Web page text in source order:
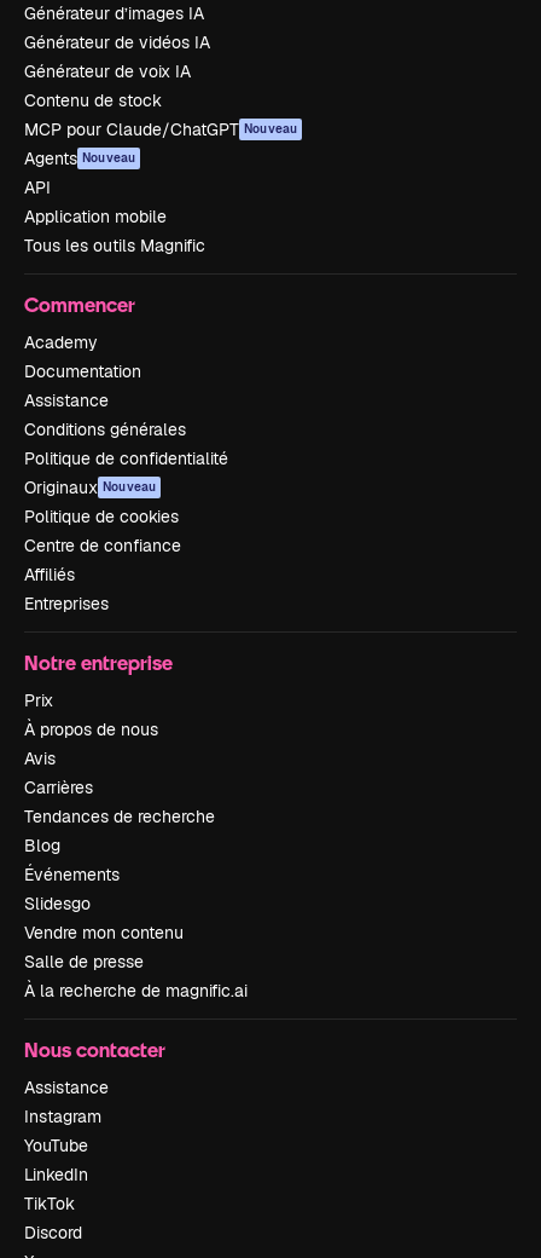
Générateur d’images IA
Générateur de vidéos IA
Générateur de voix IA
Contenu de stock
MCP pour Claude/ChatGPT Nouveau
Agents Nouveau
API
Application mobile
Tous les outils Magnific
Commencer
Academy
Documentation
Assistance
Conditions générales
Politique de confidentialité
Originaux Nouveau
Politique de cookies
Centre de confiance
Affiliés
Entreprises
Notre entreprise
Prix
À propos de nous
Avis
Carrières
Tendances de recherche
Blog
Événements
Slidesgo
Vendre mon contenu
Salle de presse
À la recherche de magnific.ai
Nous contacter
Assistance
Instagram
YouTube
LinkedIn
TikTok
Discord